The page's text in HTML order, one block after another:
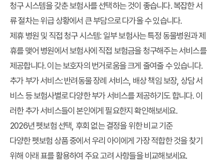
청구 시스템을 갖춘 보험사를 선택하는 것이 좋습니다. 복잡한 서
류 절차는 위급 상황에서 큰 부담으로 다가올 수 있습니다.
제휴 병원 및 직접 청구 시스템: 일부 보험사는 특정 동물병원과 제
휴를 맺어 병원에서 보험사에 직접 보험금을 청구해주는 서비스를
제공합니다. 이는 보호자의 번거로움을 크게 줄여줄 수 있습니다.
추가 부가 서비스: 반려동물 장례 서비스, 배상 책임 보장, 상담 서
비스 등 보험사별로 다양한 부가 서비스를 제공하기도 합니다. 이
러한 추가 서비스들이 본인에게 필요한지 확인해보세요.
2026년 펫보험 선택, 후회 없는 결정을 위한 비교 기준
다양한 펫보험 상품 중에서 우리 아이에게 가장 적합한 것을 찾기
위해 아래 표를 활용하여 주요 고려 사항들을 비교해보세요.